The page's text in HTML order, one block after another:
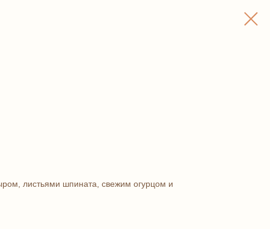
листьями шпината, свежим огурцом и